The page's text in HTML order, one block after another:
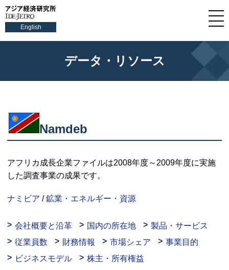
English
データ・リソース
Namdeb
アフリカ成長企業ファイルは2008年度～2009年度に実施
した調査事業の成果です。
ナミビア /鉱業・エネルギー・資源
会社概要と沿革 国内の所在地
製品・サービス
従業員数
財務情報 市場シェア
事業目的
ビジネスモデル
株主・所有権益